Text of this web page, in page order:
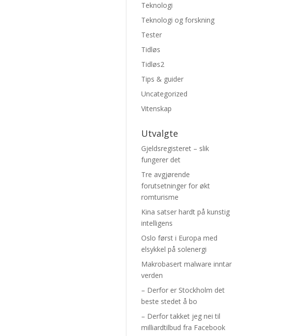
Teknologi
Teknologi og forskning
Tester
Tidløs
Tidløs2
Tips & guider
Uncategorized
Vitenskap
Utvalgte
Gjeldsregisteret – slik
fungerer det
Tre avgjørende
forutsetninger for økt
romturisme
Kina satser hardt på kunstig
intelligens
Oslo først i Europa med
elsykkel på solenergi
Makrobasert malware inntar
verden
– Derfor er Stockholm det
beste stedet å bo
– Derfor takket jeg nei til
milliardtilbud fra Facebook